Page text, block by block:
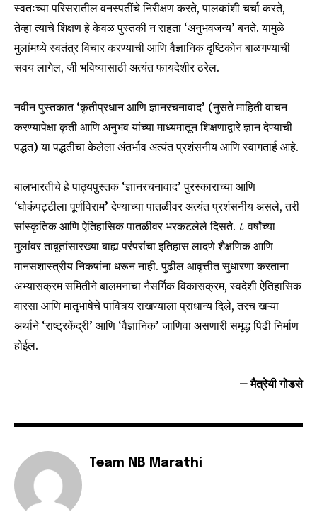
स्वतःच्या परिसरातील वनस्पतींचे निरीक्षण करते, पालकांशी चर्चा करते,
तेव्हा त्याचे शिक्षण हे केवळ पुस्तकी न राहता ‘अनुभवजन्य’ बनते. यामुळे
मुलांमध्ये स्वतंत्र विचार करण्याची आणि वैज्ञानिक दृष्टिकोन बाळगण्याची
सवय लागेल, जी भविष्यासाठी अत्यंत फायदेशीर ठरेल.
नवीन पुस्तकात ‘कृतीप्रधान आणि ज्ञानरचनावाद’ (नुसते माहिती वाचन
करण्यापेक्षा कृती आणि अनुभव यांच्या माध्यमातून शिक्षणाद्वारे ज्ञान देण्याची
पद्धत) या पद्धतीचा केलेला अंतर्भाव अत्यंत प्रशंसनीय आणि स्वागतार्ह आहे.
बालभारतीचे हे पाठ्यपुस्तक ‘ज्ञानरचनावाद’ पुरस्काराच्या आणि
‘घोकंपट्टीला पूर्णविराम’ देण्याच्या पातळीवर अत्यंत प्रशंसनीय असले, तरी
सांस्कृतिक आणि ऐतिहासिक पातळीवर भरकटलेले दिसते. ८ वर्षांच्या
मुलांवर ताबूतांसारख्या बाह्य परंपरांचा इतिहास लादणे शैक्षणिक आणि
मानसशास्त्रीय निकषांना धरून नाही. पुढील आवृत्तीत सुधारणा करताना
अभ्यासक्रम समितीने बालमनाचा नैसर्गिक विकासक्रम, स्वदेशी ऐतिहासिक
वारसा आणि मातृभाषेचे पावित्र्य राखण्याला प्राधान्य दिले, तरच खऱ्या
अर्थाने ‘राष्ट्रकेंद्री’ आणि ‘वैज्ञानिक’ जाणिवा असणारी समृद्ध पिढी निर्माण
होईल.
– मैत्रेयी गोडसे
Team NB Marathi